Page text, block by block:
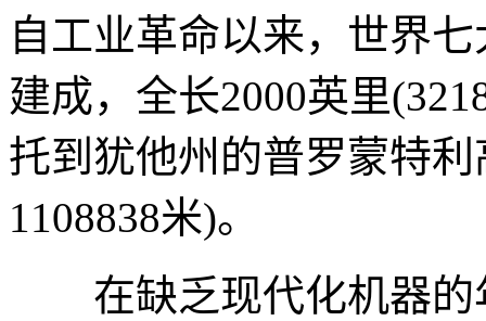
自工业革命以来，世界
建成，全长2000英里
托到犹他州的普罗蒙特
1108838米)。
在缺乏现代化机器的